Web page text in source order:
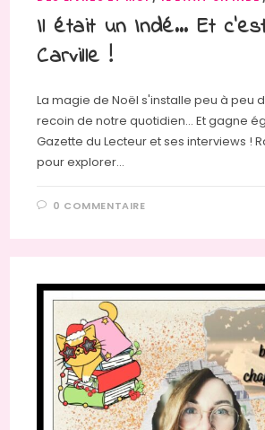
Il était un Indé… Et
Carville !
La magie de Noël s'installe peu à peu
recoin de notre quotidien… Et gagne
Gazette du Lecteur et ses interviews !
pour explorer…
0 COMMENTAIRE